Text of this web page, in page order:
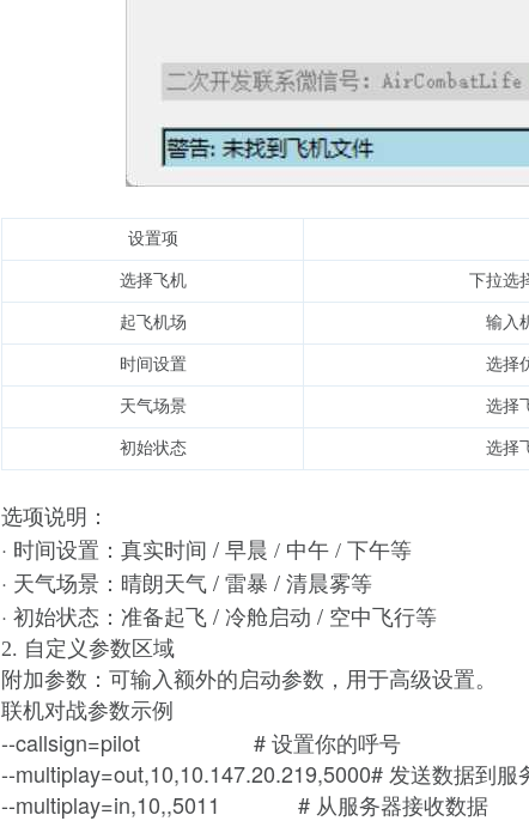
设置项
选择飞机 下拉选
起飞机场 输入
时间设置 选择
天气场景 选择
初始状态 选择
选项说明：
· 时间设置：真实时间 / 早晨 / 中午 / 下午等
· 天气场景：晴朗天气 / 雷暴 / 清晨雾等
· 初始状态：准备起飞 / 冷舱启动 / 空中飞行等
2. 自定义参数区域
附加参数 ： 可输入额外的启动参数，用于高级设置。
联机对战参数示例
--callsign=pilot # 设置你的呼号
--multiplay=out,10,10.147.20.219,5000# 发送数据到服
--multiplay=in,10,,5011 # 从服务器接收数据